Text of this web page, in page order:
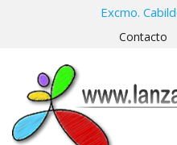
Excmo.
Contacto